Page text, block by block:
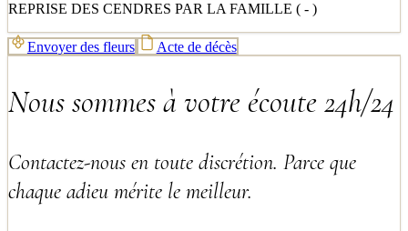
REPRISE DES CENDRES PAR LA FAMILLE ( - )
Envoyer des fleurs Acte de décès
Nous sommes à votre écoute 24h/24
Contactez-nous en toute discrétion. Parce que
chaque adieu mérite le meilleur.